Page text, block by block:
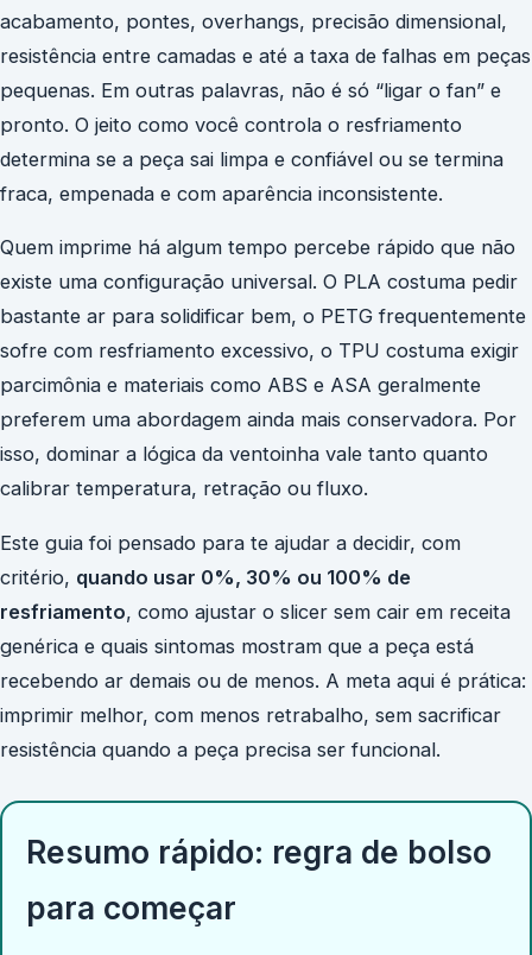
acabamento, pontes, overhangs, precisão dimensional,
resistência entre camadas e até a taxa de falhas em peças
pequenas. Em outras palavras, não é só “ligar o fan” e
pronto. O jeito como você controla o resfriamento
determina se a peça sai limpa e confiável ou se termina
fraca, empenada e com aparência inconsistente.
Quem imprime há algum tempo percebe rápido que não
existe uma configuração universal. O PLA costuma pedir
bastante ar para solidificar bem, o PETG frequentemente
sofre com resfriamento excessivo, o TPU costuma exigir
parcimônia e materiais como ABS e ASA geralmente
preferem uma abordagem ainda mais conservadora. Por
isso, dominar a lógica da ventoinha vale tanto quanto
calibrar temperatura, retração ou fluxo.
Este guia foi pensado para te ajudar a decidir, com
critério, quando usar 0%, 30% ou 100% de
resfriamento, como ajustar o slicer sem cair em receita
genérica e quais sintomas mostram que a peça está
recebendo ar demais ou de menos. A meta aqui é prática:
imprimir melhor, com menos retrabalho, sem sacrificar
resistência quando a peça precisa ser funcional.
Resumo rápido: regra de bolso
para começar